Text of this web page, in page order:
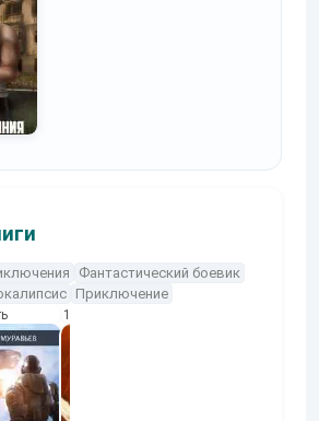
Фантастический боевик
Приключение
10